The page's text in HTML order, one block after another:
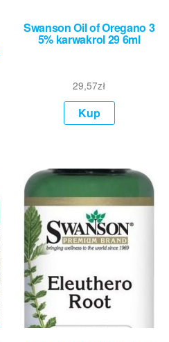
Swanson Oil of Oregano 3
5% karwakrol 29 6ml
29,57zł
Kup